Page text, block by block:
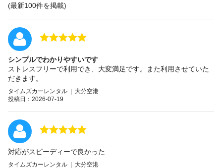
(最新100件を掲載)
シンプルでわかりやすいです
ストレスフリーで利用でき、大変満足です。また利用させていた
だきます。
タイムズカーレンタル | 大分空港
投稿日：2026-07-19
対応がスピーディーで良かった
タイムズカーレンタル | 大分空港